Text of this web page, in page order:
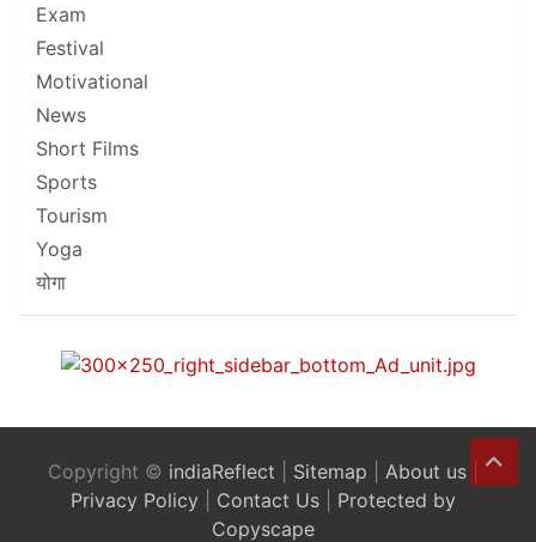
Exam
Festival
Motivational
News
Short Films
Sports
Tourism
Yoga
योगा
Copyright © indiaReflect Sitemap About us
Privacy Policy
Contact Us
Protected by
Copyscape